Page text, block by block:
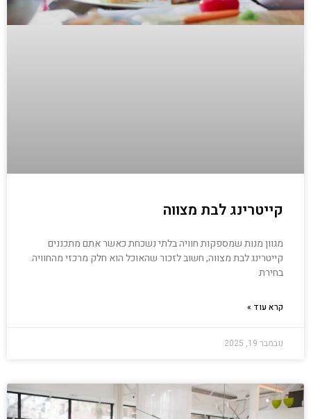
קייטרינג לבת מצווה
מגוון מנות שמספקות חוויה בלתי נשכחת כאשר אתם מתכננים
קייטרינג לבת מצווה, חשוב לזכור שהאוכל הוא חלק מרכזי מהחוויה.
בחירת
קרא עוד »
נובמבר 19, 2025